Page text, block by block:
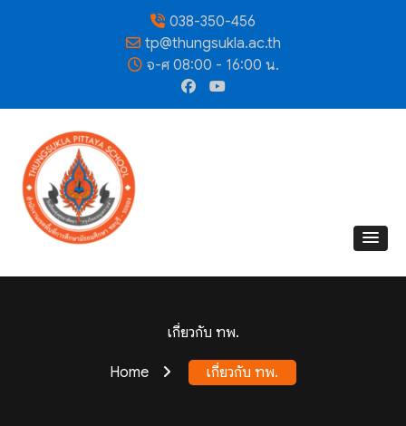
038-350-456
tp@thungsukla.ac.th
จ-ศ 08:00 - 16:00 น.
เกี่ยวกับ ทพ.
Home เกี่ยวกับ ทพ.